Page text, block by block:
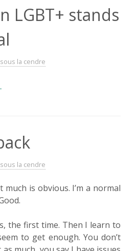
»
LGBT+ stands
la cendre
la cendre
much is obvious. I’m a normal
the first time. Then I learn to
to get enough. You don’t